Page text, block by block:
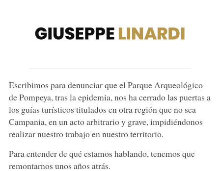
Escribimos para denunciar que el Parque Arqueológico
de Pompeya, tras la epidemia, nos ha cerrado las puertas a
los guías turísticos titulados en otra región que no sea
Campania, en un acto arbitrario y grave, impidiéndonos
realizar nuestro trabajo en nuestro territorio.
Para entender de qué estamos hablando, tenemos que
remontarnos unos años atrás.